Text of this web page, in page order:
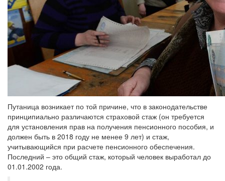
Путаница возникает по той причине, что в законодательстве
принципиально различаются страховой стаж (он требуется
для установления прав на получения пенсионного пособия, и
должен быть в 2018 году не менее 9 лет) и стаж,
учитывающийся при расчете пенсионного обеспечения.
Последний – это общий стаж, который человек выработал до
01.01.2002 года.